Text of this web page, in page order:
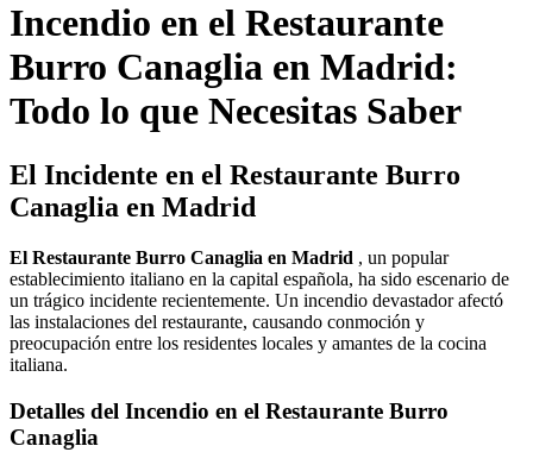
Incendio en el Restaurante
Burro Canaglia en Madrid:
Todo lo que Necesitas Saber
El Incidente en el Restaurante Burro
Canaglia en Madrid
El Restaurante Burro Canaglia en Madrid , un popular
establecimiento italiano en la capital española, ha sido escenario de
un trágico incidente recientemente. Un incendio devastador afectó
las instalaciones del restaurante, causando conmoción y
preocupación entre los residentes locales y amantes de la cocina
italiana.
Detalles del Incendio en el Restaurante Burro
Canaglia